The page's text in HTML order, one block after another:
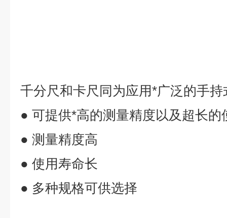
千分尺和卡尺同为应用*广泛的手持
● 可提供*高的测量精度以及超长的
● 测量精度高
● 使用寿命长
● 多种规格可供选择